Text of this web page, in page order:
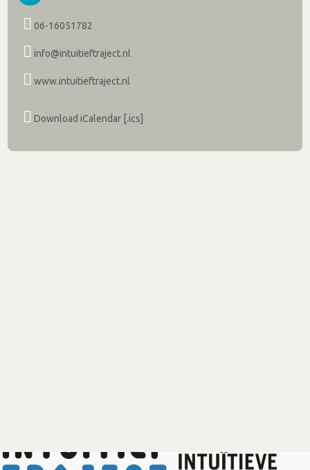
06-16051782
info@intuitieftraject.nl
www.intuitieftraject.nl
Download iCalendar [.ics]